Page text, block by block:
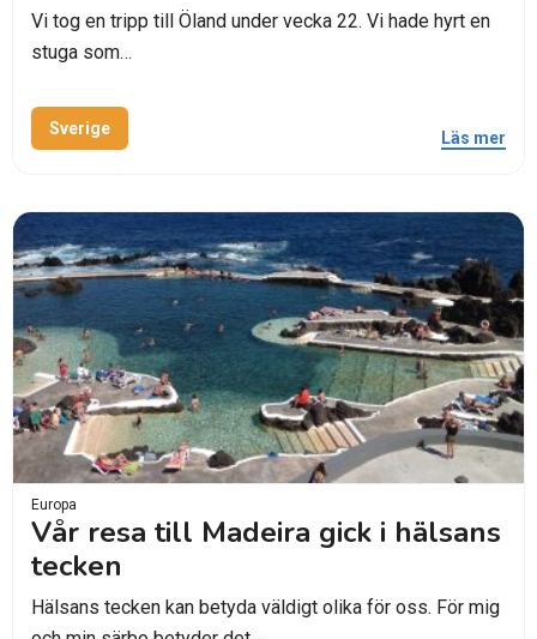
Vi tog en tripp till Öland under vecka 22. Vi hade hyrt en
stuga som…
Sverige Läs mer
Europa
Vår resa till Madeira gick i hälsans
tecken
Hälsans tecken kan betyda väldigt olika för oss. För mig